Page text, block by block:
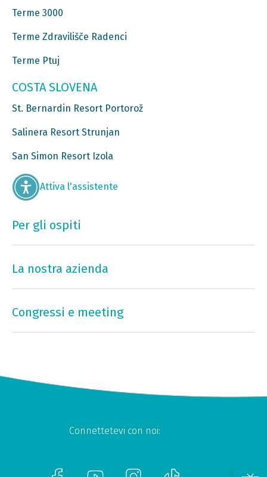
Terme 3000
Terme Zdravilišče Radenci
Terme Ptuj
COSTA SLOVENA
St. Bernardin Resort Portorož
Salinera Resort Strunjan
San Simon Resort Izola
Attiva l'assistente
Per gli ospiti
La nostra azienda
Congressi e meeting
Connettetevi con noi: